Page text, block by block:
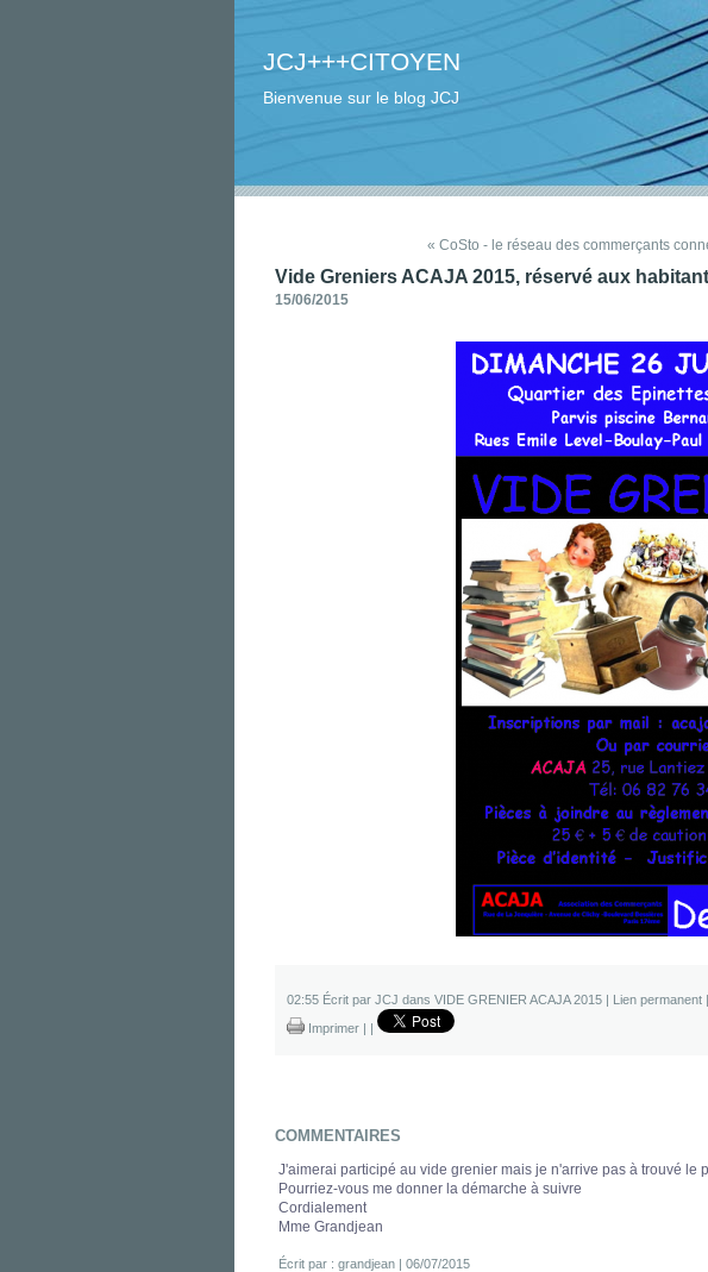
JCJ+++CITOYEN
Bienvenue sur le blog JCJ
« CoSto - le réseau des commerçants
15/06/2015
Vide Greniers ACAJA 2015, réservé aux
02:55 Écrit par JCJ dans VIDE GRENIER ACAJA 2015 | Lien permanent |
Imprimer | |
COMMENTAIRES
J'aimerai participé au vide grenier mais je n'arrive pas à trouvé le
Pourriez-vous me donner la démarche à suivre
Cordialement
Mme Grandjean
Écrit par : grandjean | 06/07/2015